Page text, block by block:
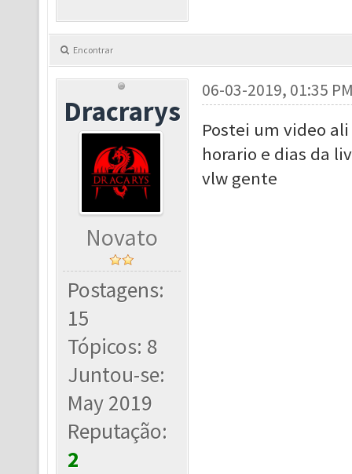
Encontrar
Dracrarys
Novato
Postagens:
15
Tópicos: 8
Juntou-se:
May 2019
Reputação:
2
06-03-2019, 01:35
Postei um video
horario e dias da
vlw gente